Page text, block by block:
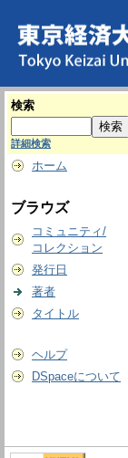
検索
詳細検索
ホーム
ブラウズ
コミュニティ/
コレクション
発行日
著者
タイトル
ヘルプ
DSpaceについて